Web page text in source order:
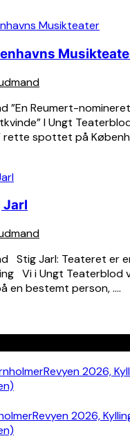
”En Reumert-
I Ungt
rette spottet på
Jarl
Stig Jarl: Teateret er
Vi i Ungt Teaterblod
en bestemt person, ….
2026,